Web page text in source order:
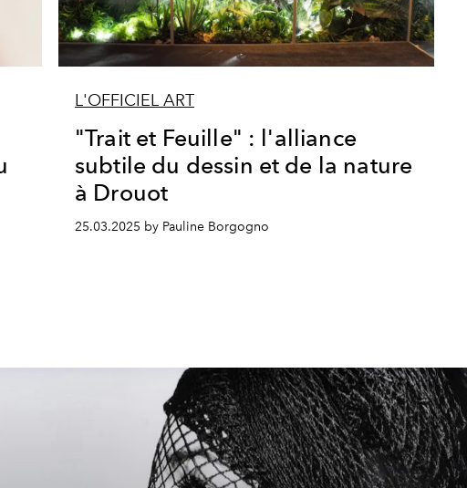
L'OFFICIEL ART
"Trait et Feuille" : l'alliance
subtile du dessin et de la nature
à Drouot
25.03.2025 by Pauline Borgogno